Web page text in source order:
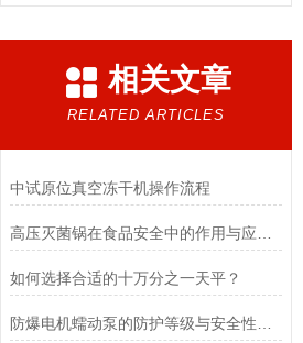
相关文章
RELATED ARTICLES
中试原位真空冻干机操作流程
如何选择合适的十万分之一天平？